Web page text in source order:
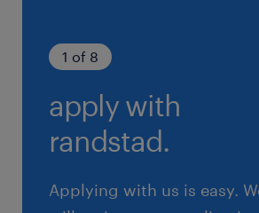
分）
※＊組み合わせシフト(休憩1h)＊
に希望を伺い、月末に決定します
残業
月20時間未満
1 of 8
apply with
randstad.
Applying with us is easy.